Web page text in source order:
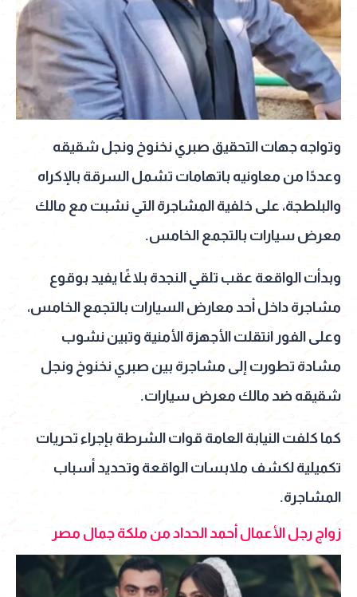
وتواجه جهات التحقيق صبري نخنوخ ونجل شقيقه
وعددًا من معاونيه باتهامات تشمل السرقة بالإكراه
والبلطجة، على خلفية المشاجرة التي نشبت مع مالك
معرض سيارات بالتجمع الخامس.
وبدأت الواقعة عقب تلقي النجدة بلاغًا يفيد بوقوع
مشاجرة داخل أحد معارض السيارات بالتجمع الخامس،
وعلى الفور انتقلت الأجهزة الأمنية وتبين نشوب
مشادة تطورت إلى مشاجرة بين صبري نخنوخ ونجل
شقيقه ضد مالك معرض سيارات.
كما كلفت النيابة العامة قوات الشرطة بإجراء تحريات
تكميلية لكشف ملابسات الواقعة وتحديد أسباب
المشاجرة.
زواج رجل الأعمال أحمد الحداد من ملكة جمال مصر